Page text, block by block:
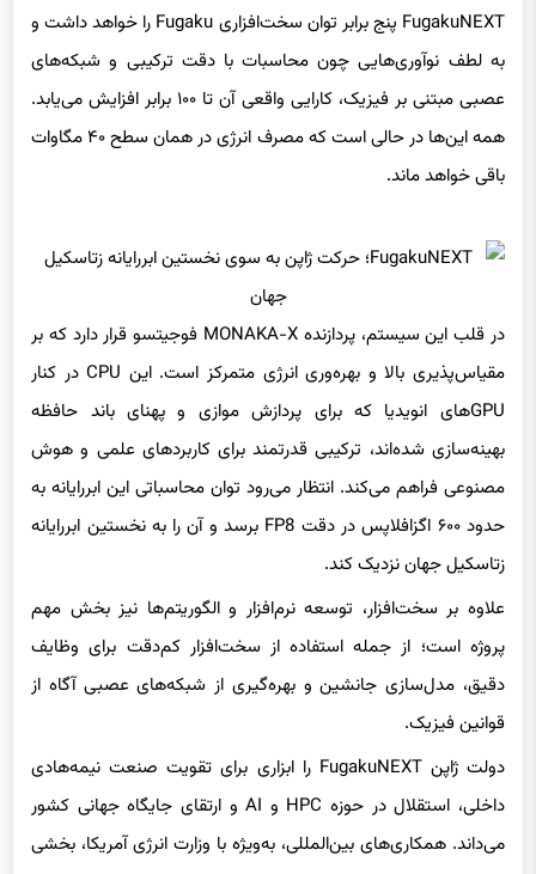
FugakuNEXT پنج برابر توان سخت‌افزاری Fugaku را خواهد داشت و
به لطف نوآوری‌هایی چون محاسبات با دقت ترکیبی و شبکه‌های
عصبی مبتنی بر فیزیک، کارایی واقعی آن تا ۱۰۰ برابر افزایش می‌یابد.
همه این‌ها در حالی است که مصرف انرژی در همان سطح ۴۰ مگاوات
باقی خواهد ماند.
در قلب این سیستم، پردازنده MONAKA-X فوجیتسو قرار دارد که بر
مقیاس‌پذیری بالا و بهره‌وری انرژی متمرکز است. این CPU در کنار
GPUهای انویدیا که برای پردازش موازی و پهنای باند حافظه
بهینه‌سازی شده‌اند، ترکیبی قدرتمند برای کاربردهای علمی و هوش
مصنوعی فراهم می‌کند. انتظار می‌رود توان محاسباتی این ابررایانه به
حدود ۶۰۰ اگزافلاپس در دقت FP8 برسد و آن را به نخستین ابررایانه
زتاسکیل جهان نزدیک کند.
علاوه بر سخت‌افزار، توسعه نرم‌افزار و الگوریتم‌ها نیز بخش مهم
پروژه است؛ از جمله استفاده از سخت‌افزار کم‌دقت برای وظایف
دقیق، مدل‌سازی جانشین و بهره‌گیری از شبکه‌های عصبی آگاه از
قوانین فیزیک.
دولت ژاپن FugakuNEXT را ابزاری برای تقویت صنعت نیمه‌هادی
داخلی، استقلال در حوزه HPC و AI و ارتقای جایگاه جهانی کشور
می‌داند. همکاری‌های بین‌المللی، به‌ویژه با وزارت انرژی آمریکا، بخشی